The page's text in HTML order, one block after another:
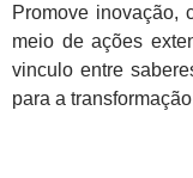
Promove inovação,
meio de ações
vinculo entre
para a